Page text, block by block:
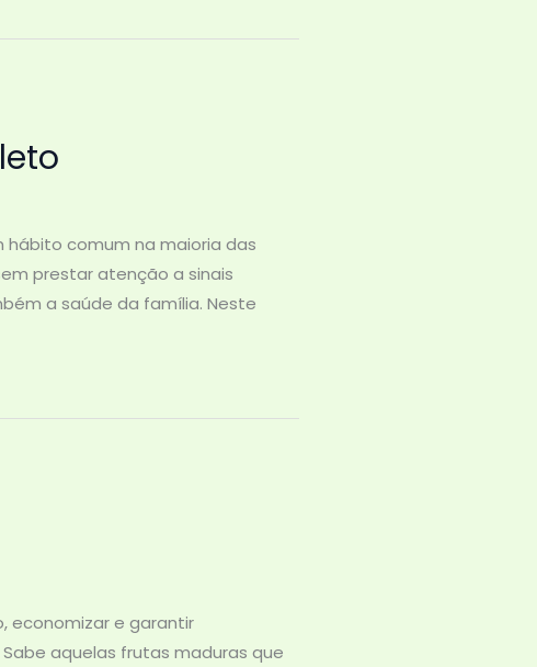
hábito comum na maioria das
prestar atenção a sinais
a saúde da família. Neste
economizar e garantir
aquelas frutas maduras que